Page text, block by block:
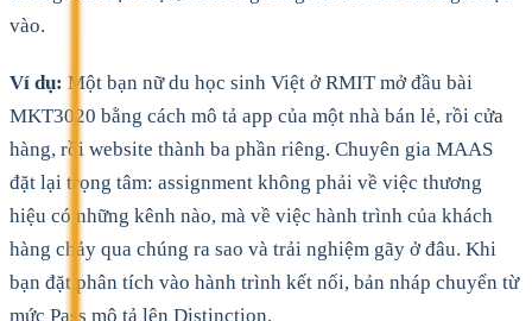
vào.
Ví dụ: Một bạn nữ du học sinh Việt ở RMIT mở đầu bài
MKT3020 bằng cách mô tả app của một nhà bán lẻ, rồi cửa
hàng, rồi website thành ba phần riêng. Chuyên gia MAAS
đặt lại trọng tâm: assignment không phải về việc thương
hiệu có những kênh nào, mà về việc hành trình của khách
hàng chảy qua chúng ra sao và trải nghiệm gãy ở đâu. Khi
bạn đặt phân tích vào hành trình kết nối, bản nháp chuyển từ
mức Pass mô tả lên Distinction.